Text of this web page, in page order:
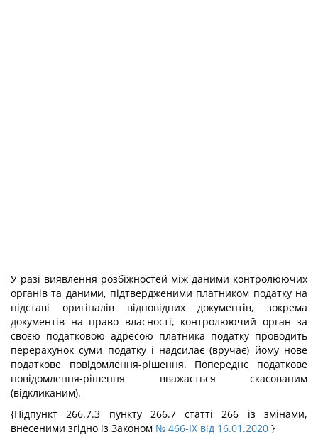
У разі виявлення розбіжностей між даними контролюючих
органів та даними, підтвердженими платником податку на
підставі оригіналів відповідних документів, зокрема
документів на право власності, контролюючий орган за
своєю податковою адресою платника податку проводить
перерахунок суми податку і надсилає (вручає) йому нове
податкове повідомлення-рішення. Попереднє податкове
повідомлення-рішення вважається скасованим
(відкликаним).
{Підпункт 266.7.3 пункту 266.7 статті 266 із змінами,
внесеними згідно із Законом № 466-IX від 16.01.2020 }